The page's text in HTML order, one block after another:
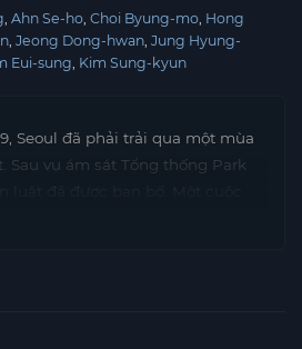
Ahn Se-ho Choi Byung-mo Hong
Jeong Dong-hwan Jung Hyung-
Eui-sung Kim Sung-kyun
Seoul đã phải trải qua một mùa
Sau vụ ám sát Tổng thống Park
huy An ninh Quốc phòng Chun
không nên có hành động …